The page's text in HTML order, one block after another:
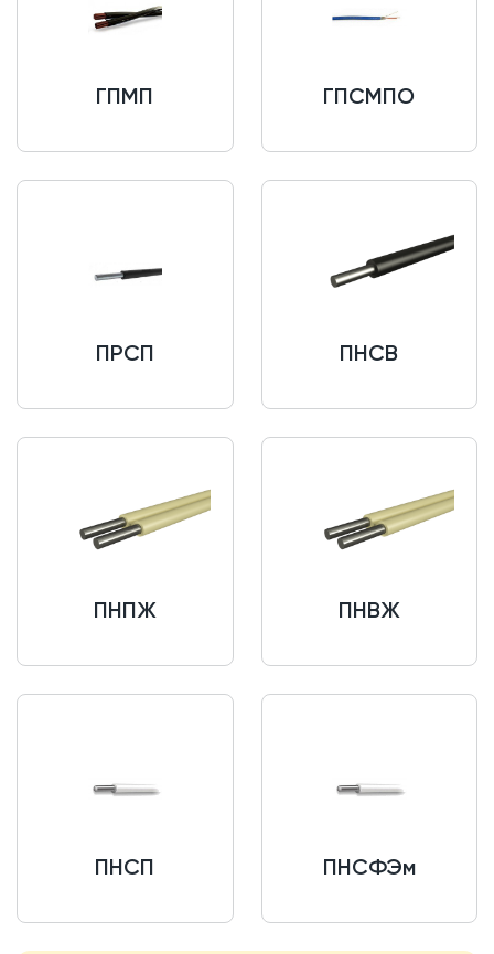
ГПМП ГПСМПО
ПРСП ПНСВ
ПНПЖ ПНВЖ
ПНСП ПНСФЭм